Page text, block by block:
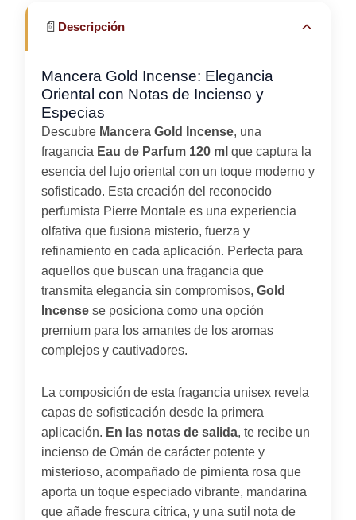
📄 Descripción
Mancera Gold Incense: Elegancia
Oriental con Notas de Incienso y
Especias
Descubre Mancera Gold Incense, una
fragancia Eau de Parfum 120 ml que captura la
esencia del lujo oriental con un toque moderno y
sofisticado. Esta creación del reconocido
perfumista Pierre Montale es una experiencia
olfativa que fusiona misterio, fuerza y
refinamiento en cada aplicación. Perfecta para
aquellos que buscan una fragancia que
transmita elegancia sin compromisos, Gold
Incense se posiciona como una opción
premium para los amantes de los aromas
complejos y cautivadores.
La composición de esta fragancia unisex revela
capas de sofisticación desde la primera
aplicación. En las notas de salida, te recibe un
incienso de Omán de carácter potente y
misterioso, acompañado de pimienta rosa que
aporta un toque especiado vibrante, mandarina
que añade frescura cítrica, y una sutil nota de